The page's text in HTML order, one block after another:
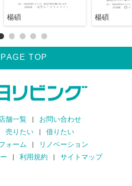
楊碩 楊碩
PAGE TOP
店舗一覧
お問い合わせ
売りたい
借りたい
ォーム
リノベーション
利用規約 サイトマップ